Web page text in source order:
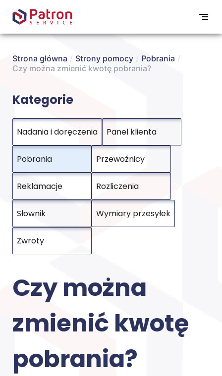
Strona główna / Strony pomocy / Pobrania /
Czy można zmienić kwotę pobrania?
Czy można
zmienić kwotę
pobrania?
Kategorie
Nadania i doręczenia Panel klienta
Pobrania Przewoźnicy
Reklamacje Rozliczenia
Słownik Wymiary przesyłek
Zwroty